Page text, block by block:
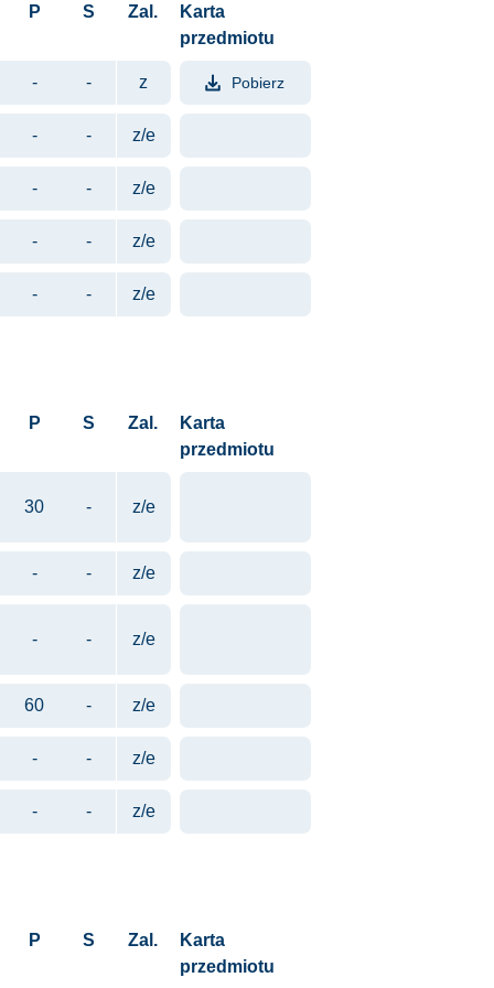
P S Zal.
Karta
przedmiotu
- - z Pobierz
Format pliku: PDF. Rozmiar
- - z/e
- - z/e
- - z/e
- - z/e
P S Zal.
Karta
przedmiotu
30 - z/e
- - z/e
- - z/e
60 - z/e
- - z/e
- - z/e
P S Zal.
Karta
przedmiotu